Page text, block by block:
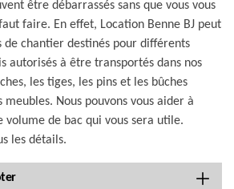
être débarrassés sans que vous vous
faire. En effet, Location Benne BJ peut
de chantier destinés pour différents
autorisés à être transportés dans nos
les tiges, les pins et les bûches
meubles. Nous pouvons vous aider à
de bac qui vous sera utile.
les détails.